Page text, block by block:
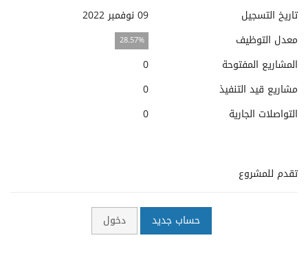
تاريخ التسجيل
09 نوفمبر 2022
معدل التوظيف
28.57%
المشاريع المفتوحة
0
مشاريع قيد التنفيذ
0
التواصلات الجارية
0
تقدم للمشروع
حساب جديد دخول